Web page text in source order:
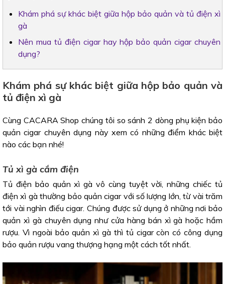
Khám phá sự khác biệt giữa hộp bảo quản và tủ điện xì
gà
Nên mua tủ điện cigar hay hộp bảo quản cigar chuyên
dụng?
Khám phá sự khác biệt giữa hộp bảo quản và
tủ điện xì gà
Cùng CACARA Shop chúng tôi so sánh 2 dòng phụ kiện bảo
quản cigar chuyên dụng này xem có những điểm khác biệt
nào các bạn nhé!
Tủ xì gà cắm điện
Tủ điện bảo quản xì gà vô cùng tuyệt vời, những chiếc tủ
điện xì gà thường bảo quản cigar với số lượng lớn, từ vài trăm
tới vài nghìn điếu cigar. Chúng được sử dụng ở những nơi bảo
quản xì gà chuyên dụng như cửa hàng bán xì gà hoặc hầm
rượu. Vì ngoài bảo quản xì gà thì tủ cigar còn có công dụng
bảo quản rượu vang thượng hạng một cách tốt nhất.